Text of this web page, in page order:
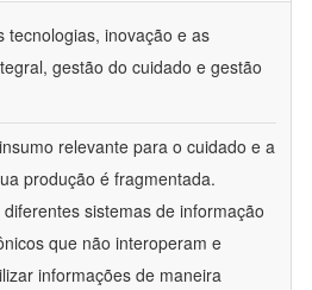
tecnologias, inovação e as
gestão do cuidado e gestão
relevante para o cuidado e a
produção é fragmentada.
sistemas de informação
que não interoperam e
informações de maneira